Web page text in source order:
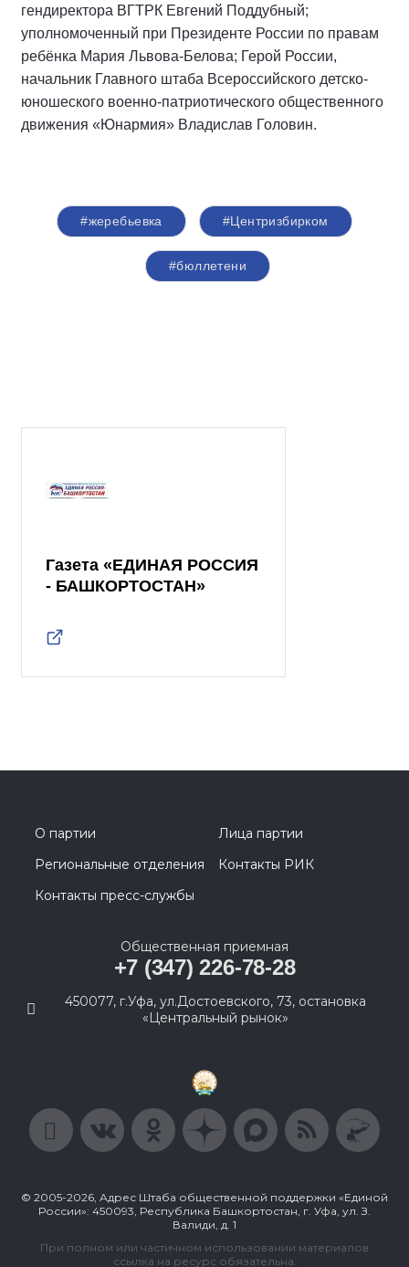
гендиректора ВГТРК Евгений Поддубный;
уполномоченный при Президенте России по правам
ребёнка Мария Львова-Белова; Герой России,
начальник Главного штаба Всероссийского детско-
юношеского военно-патриотического общественного
движения «Юнармия» Владислав Головин.
#жеребьевка #Центризбирком
#бюллетени
Газета «ЕДИНАЯ РОССИЯ
- БАШКОРТОСТАН»
О партии
Лица партии
Региональные отделения
Контакты РИК
Контакты пресс-службы
Общественная приемная
+7 (347) 226-78-28
450077, г.Уфа, ул.Достоевского, 73, остановка
«Центральный рынок»
© 2005-2026, Адрес Штаба общественной поддержки «Единой
России»: 450093, Республика Башкортостан, г. Уфа, ул. З.
Валиди, д. 1
При полном или частичном использовании материалов
ссылка на ресурс обязательна.